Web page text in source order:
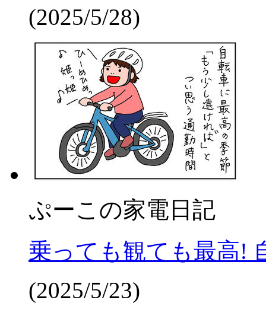
(2025/5/28)
ぷーこの家電日記
乗っても観ても最高!
(2025/5/23)